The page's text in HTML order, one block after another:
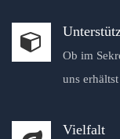
Ob im
uns
Vielfalt